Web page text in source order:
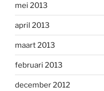
mei 2013
april 2013
maart 2013
februari 2013
december 2012